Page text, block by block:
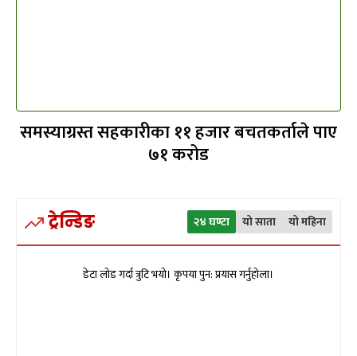
समस्याग्रस्त सहकारीका ११ हजार बचतकर्ताले पाए
७१ करोड
ट्रेन्डिङ २४ घण्टा यो साता यो महिना
डेटा लोड गर्दा त्रुटि भयो। कृपया पुन: प्रयास गर्नुहोला।